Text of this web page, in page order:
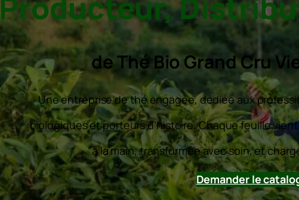
de Thé Bio Grand Cru
Une entreprise de thé engagée, dédiée aux
biologiques et porteurs d’histoire. Chaque feuille
à la main, transformée avec soin, et
Demander le